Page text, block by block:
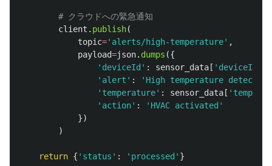
client . publish(
topic=' alerts/high-temperature' ,
payload=json. dumps ({
' deviceId ' : sensor_data [ ' deviceId
' alert ' : ' High temperature detected
' temperature' : sensor_data [ '
' action' : ' HVAC activated '
})
)
return { ' status ' : ' processed ' }